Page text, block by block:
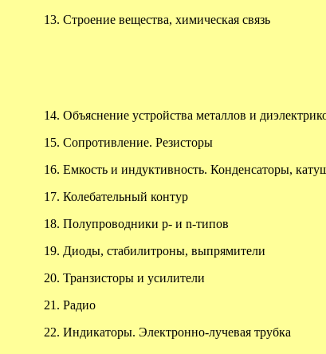
13. Строение вещества, химическая связь
14. Объяснение устройства металлов и
15. Сопротивление. Резисторы
16. Емкость и индуктивность. Конденсаторы,
17. Колебательный контур
18. Полупроводникиp- иn-типов
19. Диоды, стабилитроны, выпрямители
20. Транзисторы и усилители
21. Радио
22. Индикаторы. Электронно-лучевая трубка